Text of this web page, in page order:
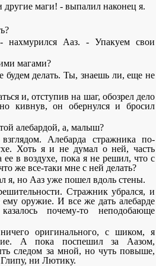
другие маги! - выпалил наконец я.
Ааз. - Упакуем свои
магами?
будем делать. Ты, знаешь ли, еще не
и, отступив на шаг, обозрел дело
кивнув, он обернулся и бросил
алебардой, а, малыш?
Алебарда стражника по-
Хоть я и не думал о ней, часть
ее в воздухе, пока я не решил, что с
же все-таки мне с ней делать?
я, но Ааз уже пошел вдоль стены.
Стражник убрался, и
оружие. И все же дать алебарде
почему-то неподобающе
оригинального, с шиком, я
А пока поспешил за Аазом,
следом за мной, но чуть повыше,
ни Лютику.